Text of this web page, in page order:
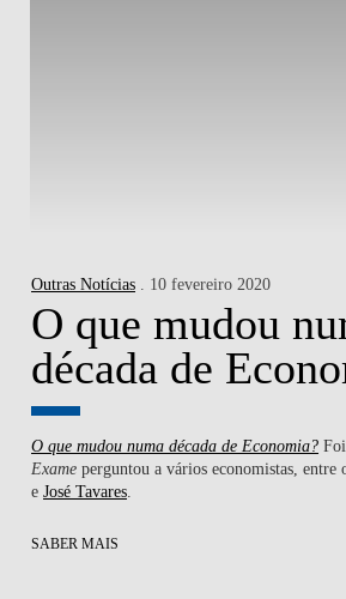
Outras Notícias . 10 fevereiro 2020
O que mudou
década de
O que mudou numa década de Economia?
Exameperguntou a vários economistas, entre
e José Tavares
SABER MAIS